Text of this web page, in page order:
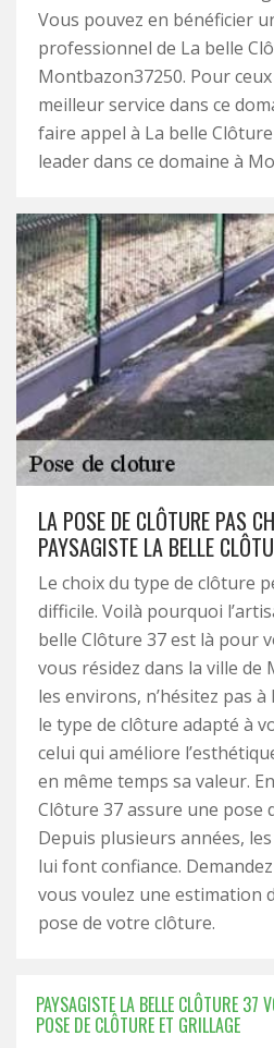
Vous pouvez en bénéficier
professionnel de La belle
Montbazon37250. Pour
meilleur service dans ce
faire appel à La belle Clôture
leader dans ce domaine à
LA POSE DE CLÔTURE PAS
PAYSAGISTE LA BELLE
Le choix du type de clôture
difficile. Voilà pourquoi
belle Clôture 37 est là pour
vous résidez dans la ville de
les environs, n’hésitez pas
le type de clôture adapté à
celui qui améliore
en même temps sa valeur.
Clôture 37 assure une pose
Depuis plusieurs années,
lui font confiance.
vous voulez une estimation
pose de votre clôture.
PAYSAGISTE LA BELLE CLÔTURE 37
POSE DE CLÔTURE ET GRILLAGE